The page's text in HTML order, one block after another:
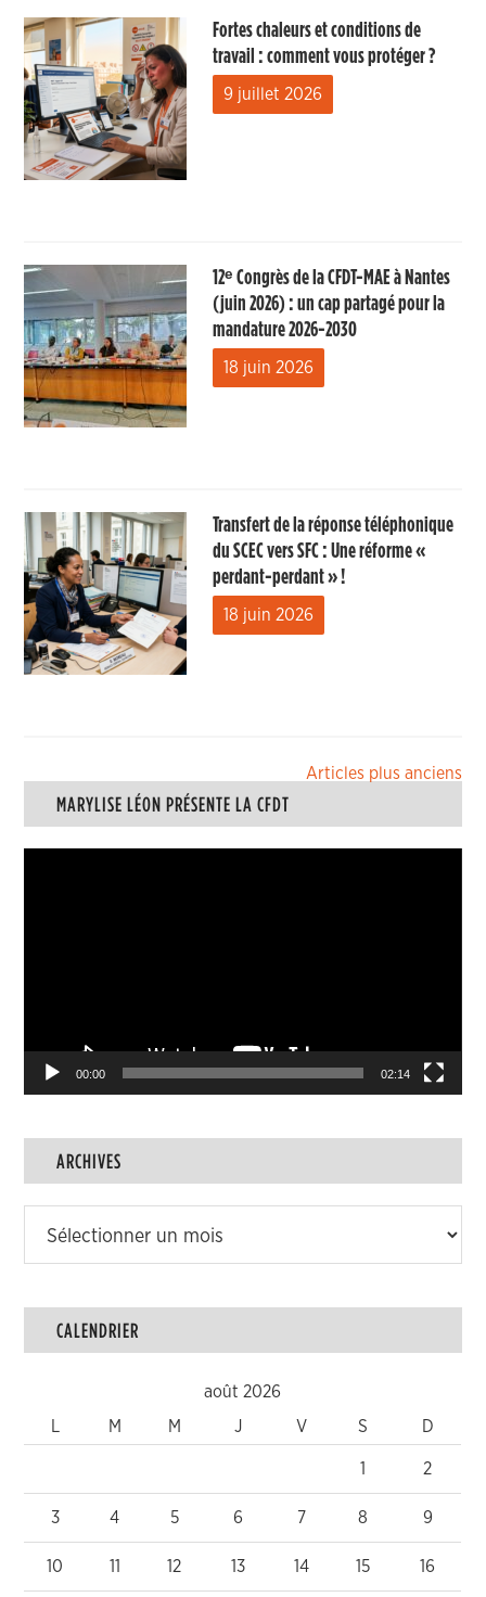
Fortes chaleurs et conditions de
travail : comment vous protéger ?
9 juillet 2026
12ᵉ Congrès de la CFDT-MAE à Nantes
(juin 2026) : un cap partagé pour la
mandature 2026-2030
18 juin 2026
Transfert de la réponse téléphonique
du SCEC vers SFC : Une réforme «
perdant-perdant » !
18 juin 2026
Navigation
des
articles
Articles plus anciens
MARYLISE LÉON PRÉSENTE LA CFDT
00:00 02:14
ARCHIVES
CALENDRIER
août 2026
M M J V S D
1 2
3 4 5 6 7 8 9
10 11 12 13 14 15 16